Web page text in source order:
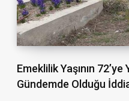
Emeklilik Yaşının
Gündemde Olduğu